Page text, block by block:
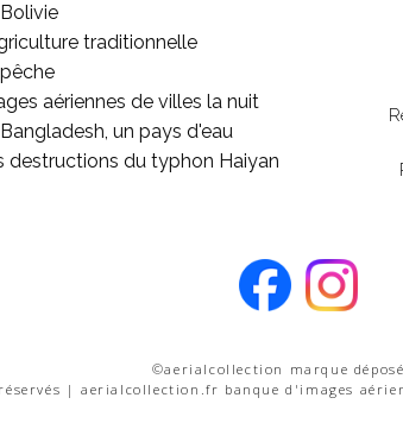
traditionnelle
aériennes de villes la nuit
un pays d'eau
destructions du typhon Haiyan
©aerialcollection marque
| aerialcollection.fr banque d'images